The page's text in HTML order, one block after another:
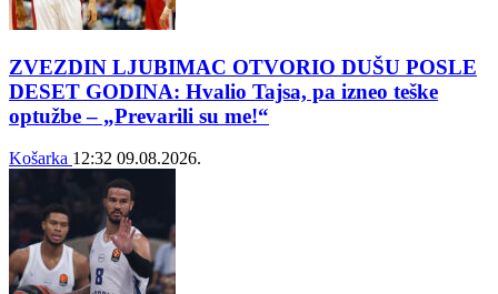
ZVEZDIN LJUBIMAC OTVORIO DUŠU POSLE
DESET GODINA: Hvalio Tajsa, pa izneo teške
optužbe – „Prevarili su me!“
Košarka 12:32 09.08.2026.